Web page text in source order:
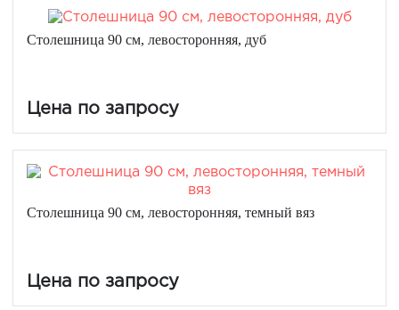
Столешница 90 см, левосторонняя, дуб
Цена по запросу
Столешница 90 см, левосторонняя, темный вяз
Цена по запросу